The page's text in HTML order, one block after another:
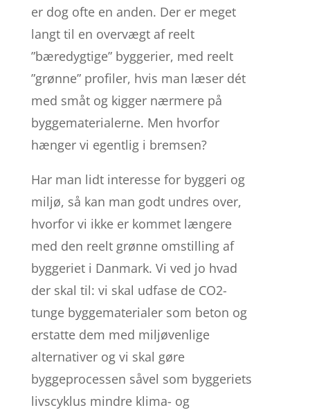
er dog ofte en anden. Der er meget
langt til en overvægt af reelt
”bæredygtige” byggerier, med reelt
”grønne” profiler, hvis man læser dét
med småt og kigger nærmere på
byggematerialerne. Men hvorfor
hænger vi egentlig i bremsen?
Har man lidt interesse for byggeri og
miljø, så kan man godt undres over,
hvorfor vi ikke er kommet længere
med den reelt grønne omstilling af
byggeriet i Danmark. Vi ved jo hvad
der skal til: vi skal udfase de CO2-
tunge byggematerialer som beton og
erstatte dem med miljøvenlige
alternativer og vi skal gøre
byggeprocessen såvel som byggeriets
livscyklus mindre klima- og